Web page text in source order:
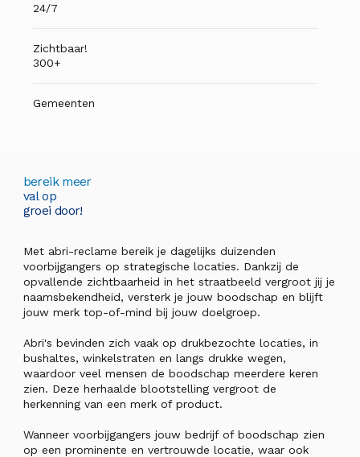
24/7
Zichtbaar!
300+
Gemeenten
bereik meer
val op
groei door!
Met abri-reclame bereik je dagelijks duizenden
voorbijgangers op strategische locaties. Dankzij de
opvallende zichtbaarheid in het straatbeeld vergroot jij je
naamsbekendheid, versterk je jouw boodschap en blijft
jouw merk top-of-mind bij jouw doelgroep.
Abri's bevinden zich vaak op drukbezochte locaties, in
bushaltes, winkelstraten en langs drukke wegen,
waardoor veel mensen de boodschap meerdere keren
zien. Deze herhaalde blootstelling vergroot de
herkenning van een merk of product.
Wanneer voorbijgangers jouw bedrijf of boodschap zien
op een prominente en vertrouwde locatie, waar ook